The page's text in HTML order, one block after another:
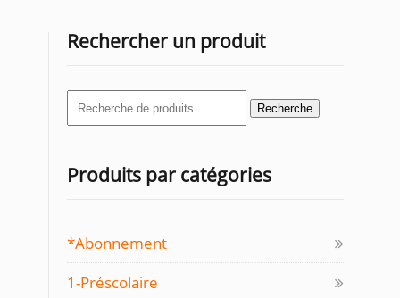
Rechercher un produit
Recherche
pour :
Recherche
Produits par catégories
*Abonnement
1-Préscolaire